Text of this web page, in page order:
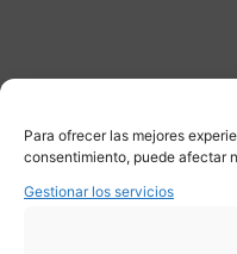
Para ofrecer las mejores
consentimiento, puede afectar
Gestionar los servicios